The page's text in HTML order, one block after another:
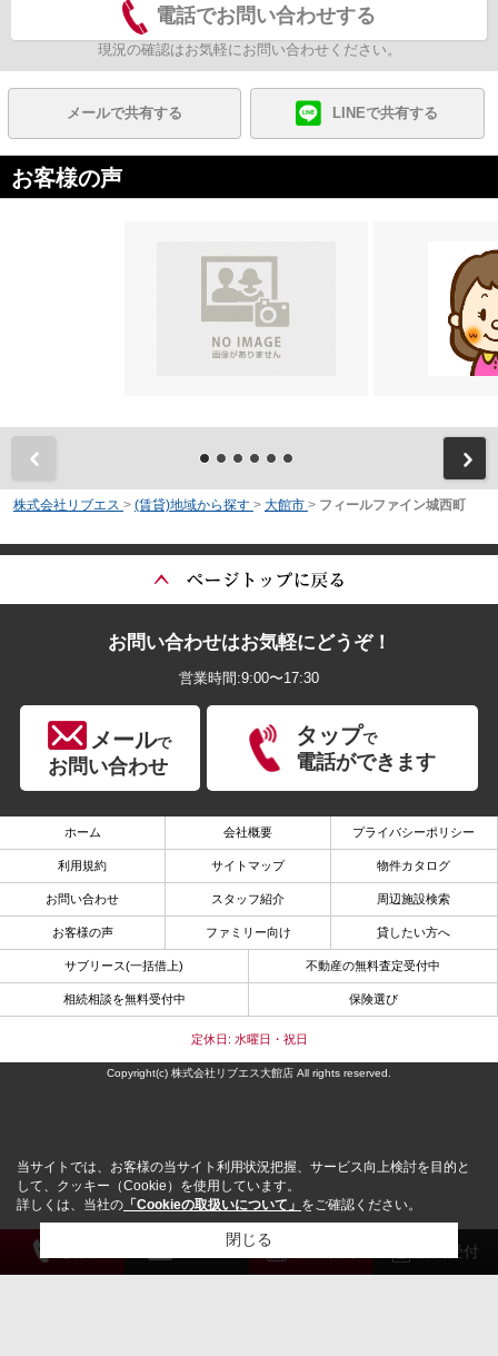
電話でお問い合わせする
現況の確認はお気軽にお問い合わせください。
メールで共有する LINEで共有する
お客様の声
株式会社リブエス > (賃貸)地域から探す > 大館市 > フィールファイン城西町
解約受付
お問い合わせはお気軽にどうぞ！
営業時間:9:00〜17:30
メールで
お問い合わせ
タップで
電話ができます
ホーム 会社概要 プライバシーポリシー
利用規約 サイトマップ 物件カタログ
お問い合わせ スタッフ紹介 周辺施設検索
お客様の声 ファミリー向け 貸したい方へ
サブリース(一括借上) 不動産の無料査定受付中
相続相談を無料受付中 保険選び
定休日: 水曜日・祝日
Copyright(c) 株式会社リブエス大館店 All rights reserved.
当サイトでは、お客様の当サイト利用状況把握、サービス向上検討を目的と
して、クッキー（Cookie）を使用しています。
詳しくは、当社の 「Cookieの取扱いについて」 をご確認ください。
閉じる